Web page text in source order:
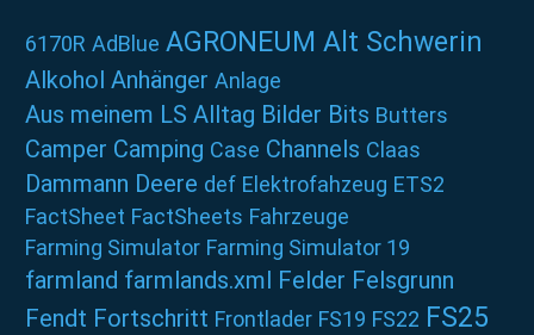
6170R AdBlue AGRONEUM Alt Schwerin
Alkohol Anhänger Anlage
Aus meinem LS Alltag Bilder Bits Butters
Camper Camping Case Channels Claas
Dammann Deere def Elektrofahzeug ETS2
FactSheet FactSheets Fahrzeuge
Farming Simulator Farming Simulator 19
farmland farmlands.xml Felder Felsgrunn
Fendt Fortschritt Frontlader FS19 FS22 FS25